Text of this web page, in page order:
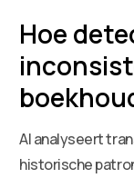
Hoe
AI analyseert
historische